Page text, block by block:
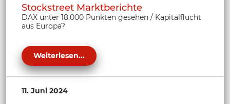
Stockstreet Marktberichte
DAX unter 18.000 Punkten gesehen / Kapitalflucht
aus Europa?
Weiterlesen...
11. Juni 2024